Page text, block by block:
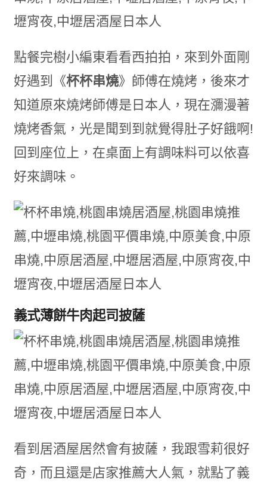
點餐完樹小編東看看西拍拍，來到外面剛
好遇到《杯杯串燒》師傅在燒烤，後來才
知道原來燒烤師傅是日本人，現在瀰漫著
燒烤香氣，光是聞到到就覺得肚子好餓啊!
回到座位上，在桌面上有調味料可以依喜
好來調味。
義式薄餅牛肉起司披薩
看到居酒屋居然會有披薩，我跟雪莉很好
奇，而且還是店家推薦大人氣，就點了義